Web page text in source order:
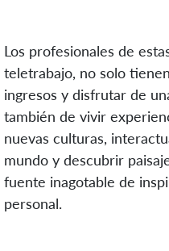
Los profesionales de
teletrabajo, no solo
ingresos y disfrutar de
también de vivir
nuevas culturas,
mundo y descubrir
fuente inagotable de
personal.